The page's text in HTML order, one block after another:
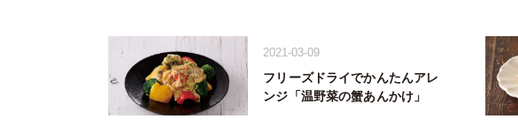
2021-03-09
フリーズドライでかんたんアレ
ンジ「温野菜の蟹あんかけ」